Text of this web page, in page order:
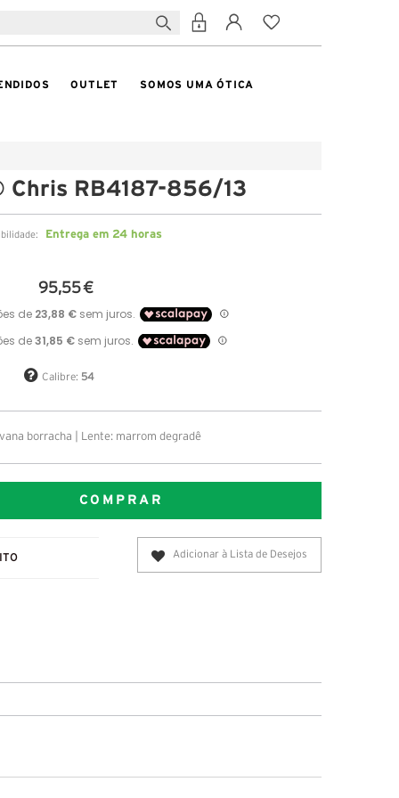
OUTLET SOMOS UMA ÓTICA
Chris RB4187-856/13
Entrega em 24 horas
95,55 €
Calibre: 54
borracha | Lente: marrom degradê
COMPRAR
Adicionar à Lista de Desejos